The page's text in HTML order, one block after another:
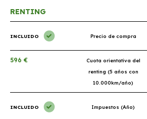
RENTING
INCLUIDO Precio de compra
596 €
Cuota orientativa del
renting (5 años con
10.000km/año)
INCLUIDO Impuestos (Año)